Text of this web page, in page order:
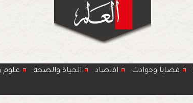
قضايا وحوادث اﻗﺗﺻﺎد الحياة والصحة ﻋﻠوم